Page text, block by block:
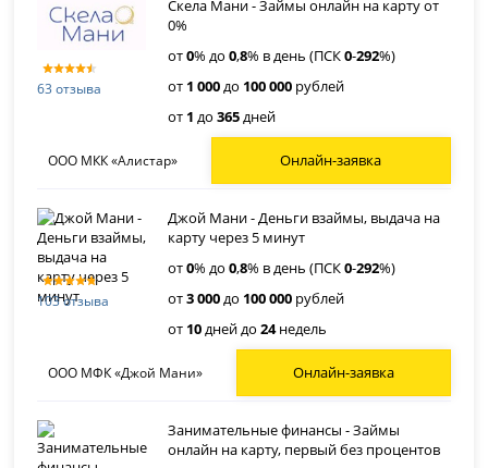
63 отзыва
Скела Мани - Займы онлайн на карту от
0%
от0% до0,8% в день (ПСК0-292%)
от 1 000до 100 000 рублей
от 1 до365дней
ООО МКК «Алистар» Онлайн-заявка
103 отзыва
Джой Мани - Деньги взаймы, выдача на
карту через 5 минут
от0% до0,8% в день (ПСК0-292%)
от3 000до 100 000 рублей
от 10дней до24недель
ООО МФК «Джой Мани» Онлайн-заявка
Занимательные финансы - Займы
онлайн на карту, первый без процентов